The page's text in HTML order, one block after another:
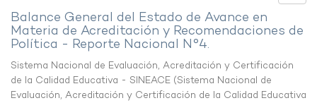
Balance General del Estado de Avance en
Materia de Acreditación y Recomendaciones de
Política - Reporte Nacional N°4.
Sistema Nacional de Evaluación, Acreditación y Certificación
de la Calidad Educativa - SINEACE (Sistema Nacional de
Evaluación, Acreditación y Certificación de la Calidad Educativa